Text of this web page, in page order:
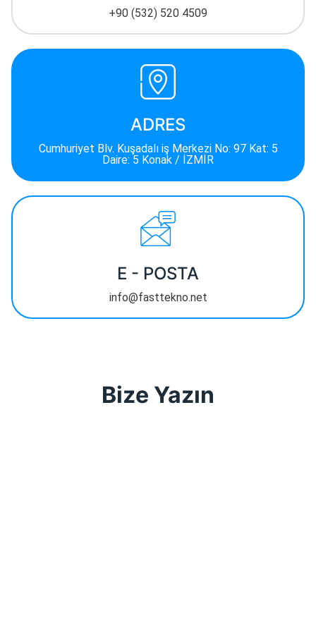
+90 (532) 520 4509
ADRES
Cumhuriyet Blv. Kuşadalı iş Merkezi No: 97 Kat: 5
Daire: 5 Konak / İZMİR
E - POSTA
info@fasttekno.net
Bize Yazın